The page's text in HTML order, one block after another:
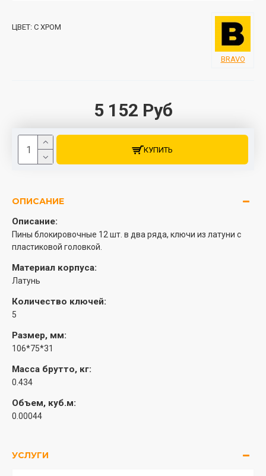
5 152 Руб
ЦВЕТ: C ХРОМ
BRAVO
КУПИТЬ
ОПИСАНИЕ
Описание:
Пины блокировочные 12 шт. в два ряда, ключи из латуни с
пластиковой головкой.
Материал корпуса:
Латунь
Количество ключей:
5
Размер, мм:
106*75*31
Масса брутто, кг:
0.434
Объем, куб.м:
0.00044
УСЛУГИ